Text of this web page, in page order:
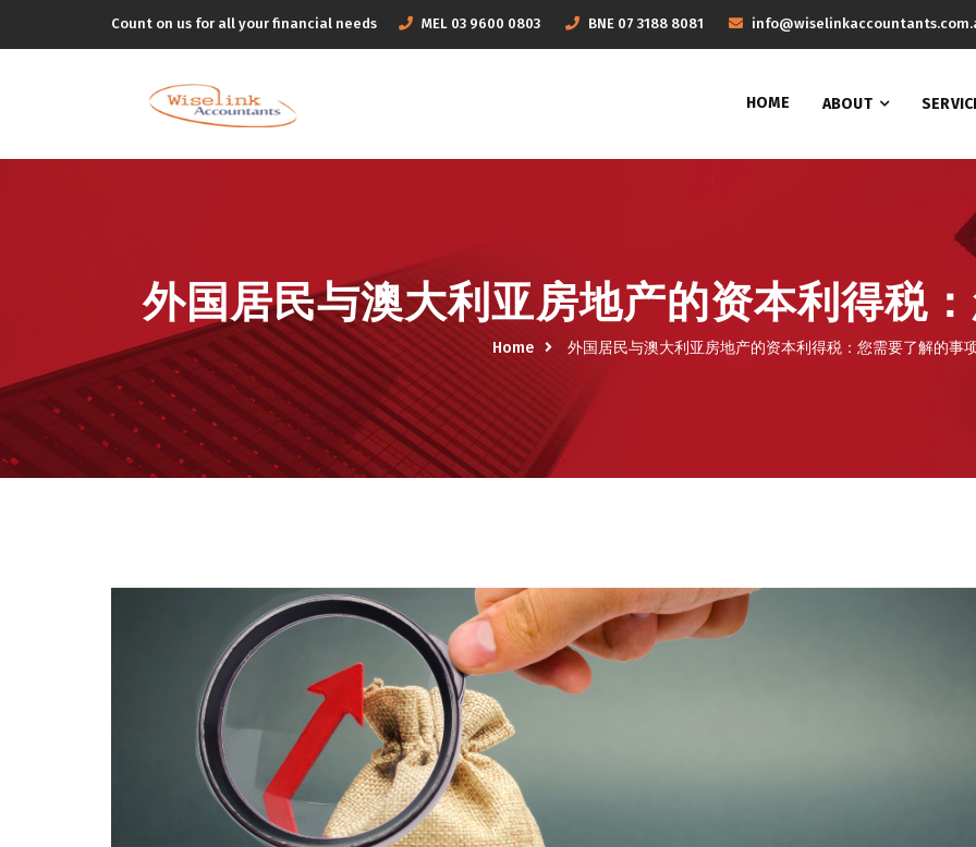
Count on us for all your financial needs MEL 03 9600 0803 BNE 07 3188 8081
HOME ABOUT
外国居民与澳大利亚房地产的资本利得税
Home 外国居民与澳大利亚房地产的资本利得税：您需要了解的事